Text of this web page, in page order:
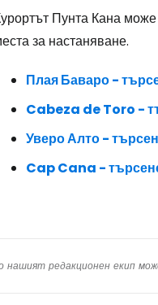
Пунта Кана
за настаняване.
Плая Баваро -
Cabeza de Toro -
Уверо Алто -
Cap Cana -
редакционен екип